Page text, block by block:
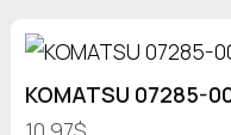
KOMATSU 07285-